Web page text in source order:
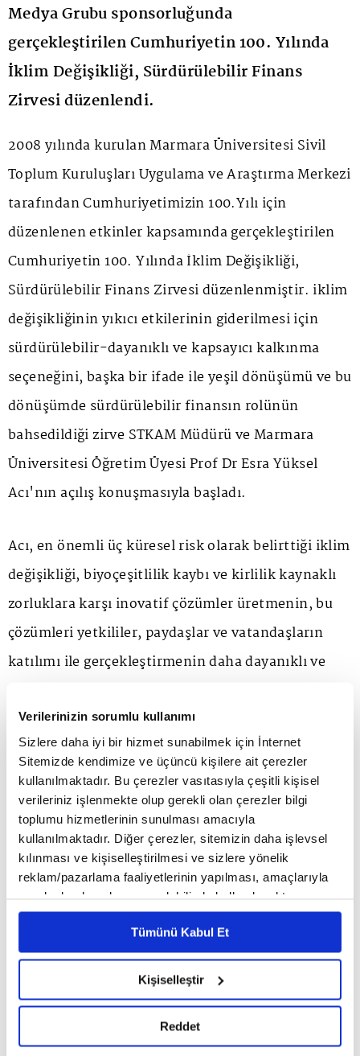
Verilerinizin sorumlu kullanımı
Sizlere daha iyi bir hizmet sunabilmek için İnternet
Sitemizde kendimize ve üçüncü kişilere ait çerezler
kullanılmaktadır. Bu çerezler vasıtasıyla çeşitli kişisel
verileriniz işlenmekte olup gerekli olan çerezler bilgi
toplumu hizmetlerinin sunulması amacıyla
kullanılmaktadır. Diğer çerezler, sitemizin daha işlevsel
kılınması ve kişiselleştirilmesi ve sizlere yönelik
reklam/pazarlama faaliyetlerinin yapılması, amaçlarıyla
sınırlı olarak açık rızanız dahilinde kullanılacaktır.
Çerezlere ilişkin tercihlerinizi çerez paneli vasıtasıyla
belirleyebilirsiniz. Çerezlere ilişkin detaylı bilgi için
Ayarlar butonuna tıklayabilir,Çerez Bilgilendirme
Metnimizi ziyaret edebilirsiniz.
hazırlanmış olan İnternet Sitesi Aydınlatma Metnimizi
okumak ve sitemizi ziyaretiniz kapsamında
gerçekleştirilen veri işleme faaliyetleri ile ilgili daha
Tümünü Kabul Et
Kişiselleştir
Reddet
Medya Grubu sponsorluğunda
gerçekleştirilen Cumhuriyetin 100. Yılında
İklim Değişikliği, Sürdürülebilir Finans
Zirvesi düzenlendi.
2008 yılında kurulan Marmara Üniversitesi Sivil
Toplum Kuruluşları Uygulama ve Araştırma Merkezi
tarafından Cumhuriyetimizin 100.Yılı için
düzenlenen etkinler kapsamında gerçekleştirilen
Cumhuriyetin 100. Yılında İklim Değişikliği,
Sürdürülebilir Finans Zirvesi düzenlenmiştir. iklim
değişikliğinin yıkıcı etkilerinin giderilmesi için
sürdürülebilir-dayanıklı ve kapsayıcı kalkınma
seçeneğini, başka bir ifade ile yeşil dönüşümü ve bu
dönüşümde sürdürülebilir finansın rolünün
bahsedildiği zirve STKAM Müdürü ve Marmara
Üniversitesi Öğretim Üyesi Prof Dr Esra Yüksel
Acı'nın açılış konuşmasıyla başladı.
Acı, en önemli üç küresel risk olarak belirttiği iklim
değişikliği, biyoçeşitlilik kaybı ve kirlilik kaynaklı
zorluklara karşı inovatif çözümler üretmenin, bu
çözümleri yetkililer, paydaşlar ve vatandaşların
katılımı ile gerçekleştirmenin daha dayanıklı ve
Marmara Üniversitesi Rektör Yardımcı Mustafa
Çelen ise konuşmasında iklim krizi için
farkındalığın ötesine geçilerek gerekli önlemlerin
alınması faaliyetlerin hızlandırılması gerektiğinin
altını çizdi.
Konferansın sponsoru Smart Güneş Enerjisi
Teknolojileri Yönetim Kurulu Başkan Yardımcısı
Nuri Tezel de, ihracat yaptığımız sektörlerde
karbon ayak izinin sıfırlanması gerektiğini, bu
konuda finans şirketlerinin desteği ile